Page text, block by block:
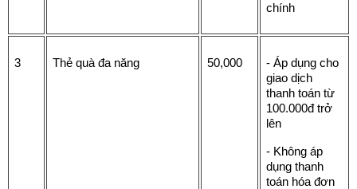
chính
3 Thẻ quà đa năng 50,000
- Áp dụng cho
giao dịch
thanh toán từ
100.000đ trở
lên
- Không áp
dụng thanh
toán hóa đơn